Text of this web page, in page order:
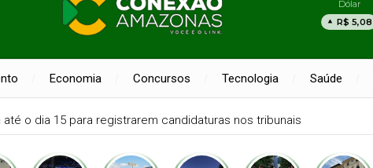
Dólar
R$ 5,08
Economia Concursos Tecnologia Saúde
se reúne com Discord e cobra proteção de crianças na plataforma